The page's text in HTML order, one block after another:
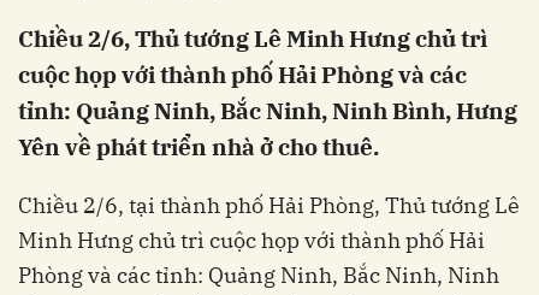
Chiều 2/6, Thủ tướng Lê Minh Hưng chủ trì
cuộc họp với thành phố Hải Phòng và các
tỉnh: Quảng Ninh, Bắc Ninh, Ninh Bình, Hưng
Yên về phát triển nhà ở cho thuê.
Chiều 2/6, tại thành phố Hải Phòng, Thủ tướng Lê
Minh Hưng chủ trì cuộc họp với thành phố Hải
Phòng và các tỉnh: Quảng Ninh, Bắc Ninh, Ninh
Hủy Gửi